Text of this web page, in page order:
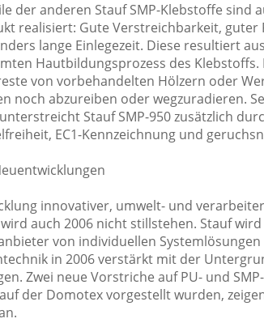
der anderen Stauf SMP-Klebstoffe sind
realisiert: Gute Verstreichbarkeit, guter
lange Einlegezeit. Diese resultiert
Hautbildungsprozess des Klebstoffs.
von vorbehandelten Hölzern oder
noch abzureiben oder wegzuradieren.
Stauf SMP-950 zusätzlich
EC1-Kennzeichnung und
innovativer, umwelt- und
auch 2006 nicht stillstehen. Stauf wird
von individuellen
in 2006 verstärkt mit der
Zwei neue Vorstriche auf PU- und
der Domotex vorgestellt wurden,